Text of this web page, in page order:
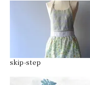
skip-step